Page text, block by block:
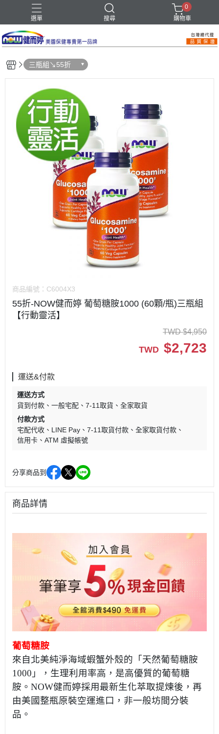
選單 搜尋
0
購物車
三瓶組↘55折
商品編號： C6004X3
55折-NOW健而婷 葡萄糖胺1000 (60顆/瓶)三瓶組
【行動靈活】
TWD $4,950
TWD $2,723
運送&付款
運送方式
貨到付款
一般宅配 7-11取貨
全家取貨
付款方式
宅配代收
LINE Pay 7-11取貨付款
全家取貨付款
信用卡
ATM 虛擬帳號
分享商品到
商品詳情
葡萄糖胺
來自北美純淨海域蝦蟹外殼的「天然葡萄糖胺
1000」，生理利用率高，是高優質的葡萄糖
胺。NOW健而婷採用最新生化萃取提煉後，再
由美國整瓶原裝空運進口，非一般坊間分裝
品。